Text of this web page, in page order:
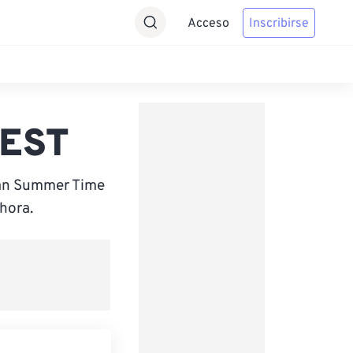
Acceso Inscribirse
Summer Time